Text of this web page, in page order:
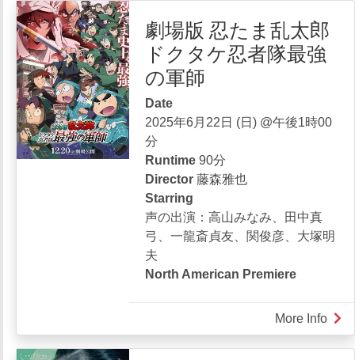
ン
リ
劇場版 忍たま乱太郎
ドクタケ忍者隊最強
の軍師
Date
2025年6月22日 (日) @午後1時00
分
Runtime 90分
Director 藤森雅也
Starring
声の出演：高山みなみ、田中真
弓、一龍斎貞友、関俊彦、大塚明
夫
North American Premiere
More Info
劇